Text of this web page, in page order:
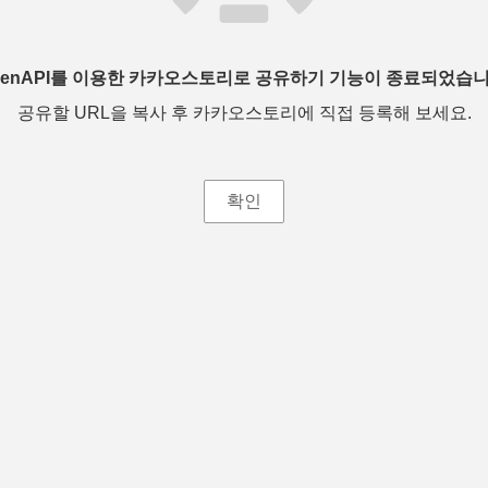
를 이용한 카카오스토리로 공유하기 기능이 종료되었습
공유할 URL을 복사 후 카카오스토리에 직접 등록해 보세요.
확인